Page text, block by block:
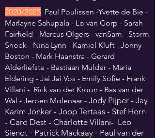
2020/2025 Paul Poulissen -Yvette de Bie -
Marlayne Sahupala - Lo van Gorp - Sarah
Fairfield - Marcus Olgers - vanSam - Storm
Snoek - Nina Lynn - Kamiel Kluft - Jonny
Boston - Mark Haanstra - Gerard
Alderliefste - Bastiaan Mulder - Maria
Eldering - Jai Jai Vos - Emily Sofie - Frank
Villani - Rick van der Kroon - Bas van der
Wal - Jeroen Molenaar - Jody Pijper - Jay
Karim Jonker - Joop Tertaas - Stef Horn
- Caro Dest - Charlotte Villani- Leo
Sienot - Patrick Mackaay - Paul van der